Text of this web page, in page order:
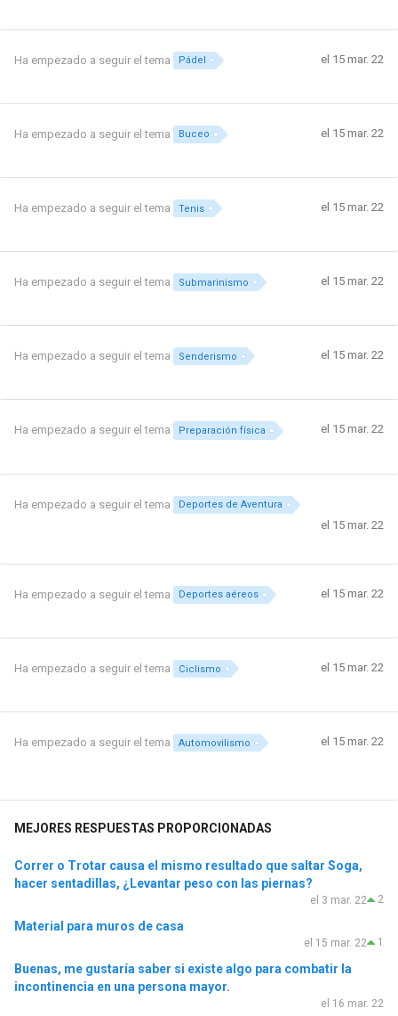
Ha empezado a seguir el tema Pádel el 15 mar. 22
Ha empezado a seguir el tema Buceo el 15 mar. 22
Ha empezado a seguir el tema Tenis el 15 mar. 22
Ha empezado a seguir el tema Submarinismo el 15 mar. 22
Ha empezado a seguir el tema Senderismo el 15 mar. 22
Ha empezado a seguir el tema Preparación física el 15 mar. 22
Ha empezado a seguir el tema Deportes de Aventura
el 15 mar. 22
Ha empezado a seguir el tema Deportes aéreos el 15 mar. 22
Ha empezado a seguir el tema Ciclismo el 15 mar. 22
Ha empezado a seguir el tema Automovilismo el 15 mar. 22
MEJORES RESPUESTAS PROPORCIONADAS
Correr o Trotar causa el mismo resultado que saltar Soga,
hacer sentadillas, ¿Levantar peso con las piernas?
2
el 3 mar. 22
Material para muros de casa
1
el 15 mar. 22
Buenas, me gustaría saber si existe algo para combatir la
incontinencia en una persona mayor.
el 16 mar. 22